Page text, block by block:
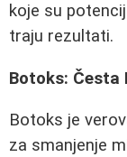
koje su
traju rezultati.
Botoks:
Botoks je
za smanjenje